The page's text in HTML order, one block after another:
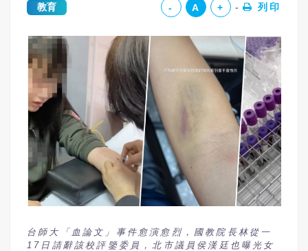
教育 - A + 列印
台師大「血論文」事件愈演愈烈，國教院長林從一
17日請辭該校評鑒委員，北市議員侯漢廷也曝光女